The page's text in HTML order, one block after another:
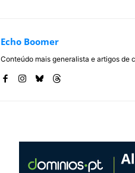
Echo Boomer
Conteúdo mais generalista e artigos de